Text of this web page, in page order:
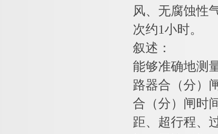
风、无腐蚀性
次约1小时。
叙述：
能够准确地测
路器合（分）
合（分）闸时
距、超行程、